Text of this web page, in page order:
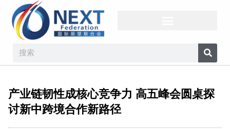
产业链韧性成核心竞争力 高五峰会圆桌探
讨新中跨境合作新路径